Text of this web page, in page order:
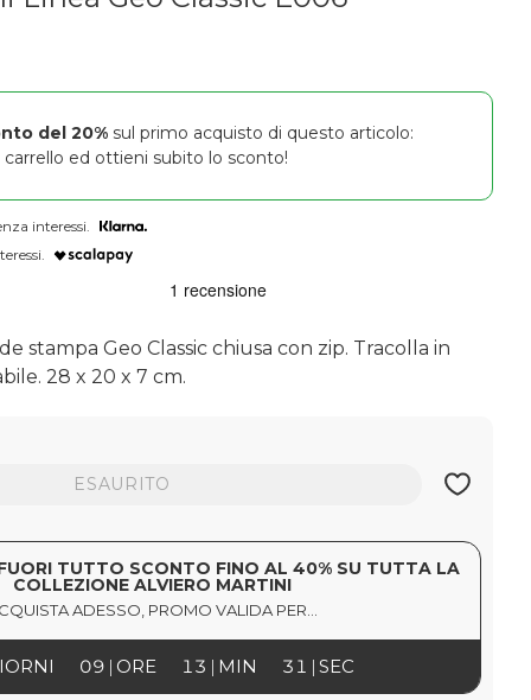
del 20% sul primo acquisto di questo articolo:
ed ottieni subito lo sconto!
interessi.
stampa Geo Classic chiusa con zip. Tracolla in
28 x 20 x 7 cm.
ESAURITO
TUTTO SCONTO FINO AL 40% SU TUTTA LA
COLLEZIONE ALVIERO MARTINI
ADESSO, PROMO VALIDA PER...
09 13 30
ORE MIN SEC